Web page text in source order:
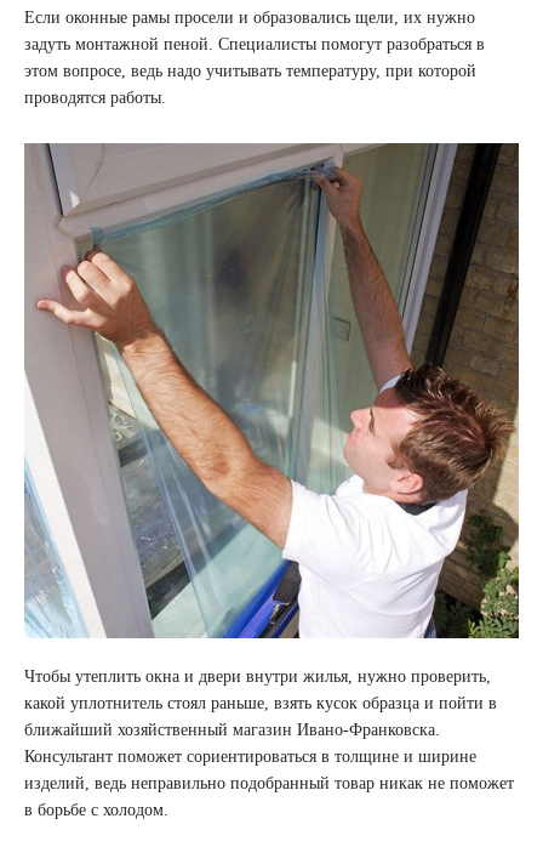
Если оконные рамы просели и образовались щели, их нужно
задуть монтажной пеной. Специалисты помогут разобраться в
этом вопросе, ведь надо учитывать температуру, при которой
проводятся работы.
Чтобы утеплить окна и двери внутри жилья, нужно проверить,
какой уплотнитель стоял раньше, взять кусок образца и пойти в
ближайший хозяйственный магазин Ивано-Франковска.
Консультант поможет сориентироваться в толщине и ширине
изделий, ведь неправильно подобранный товар никак не поможет
в борьбе с холодом.